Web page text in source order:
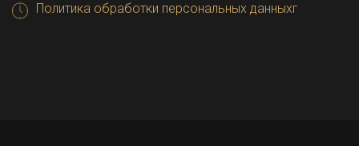
Политика обработки персональных данныхг